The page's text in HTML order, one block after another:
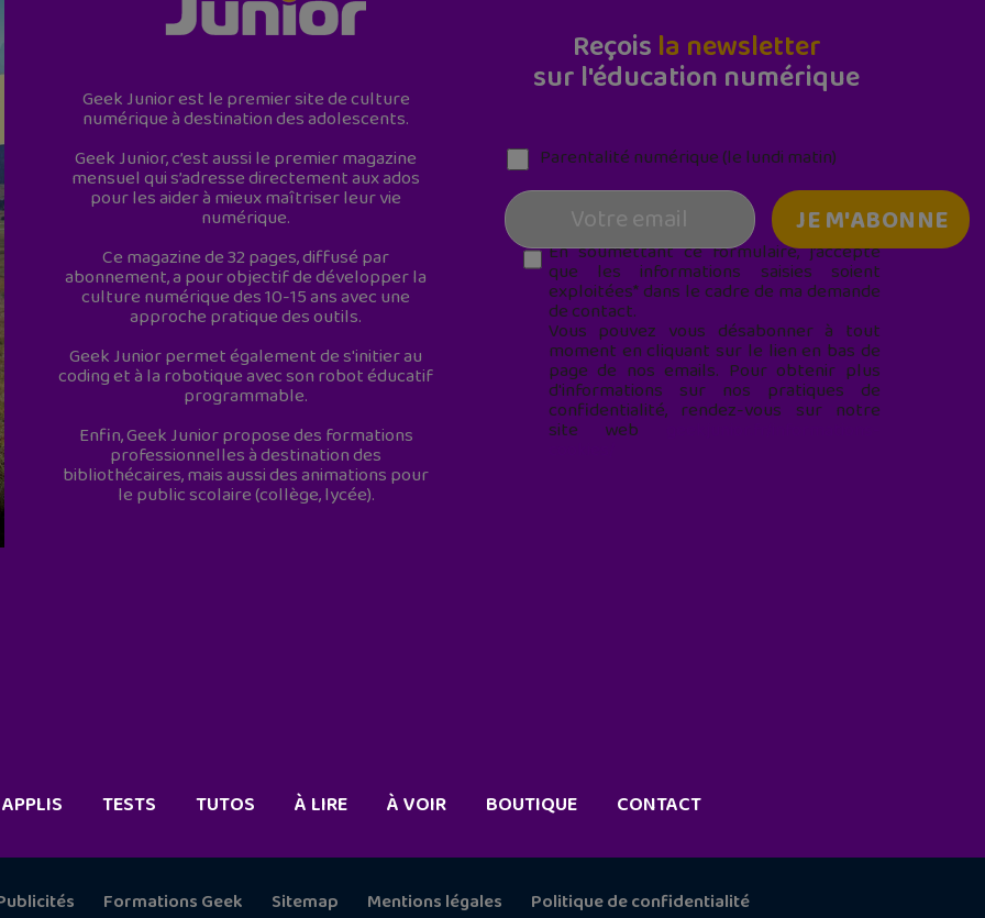
Geek Junior est le premier site de culture
numérique à destination des adolescents.
Geek Junior, c’est aussi le premier magazine
mensuel qui s’adresse directement aux ados
pour les aider à mieux maîtriser leur vie
numérique.
Ce magazine de 32 pages, diffusé par
abonnement, a pour objectif de développer la
culture numérique des 10-15 ans avec une
approche pratique des outils.
Geek Junior permet également de s'initier au
coding et à la robotique avec son robot éducatif
programmable.
Enfin, Geek Junior propose des formations
professionnelles à destination des
bibliothécaires, mais aussi des animations pour
le public scolaire (collège, lycée).
Reçois la newsletter
sur l'éducation numérique
Parentalité numérique (le lundi matin)
En soumettant ce formulaire, j’accepte
que les informations saisies soient
exploitées* dans le cadre de ma demande
de contact.
Vous pouvez vous désabonner à tout
moment en cliquant sur le lien en bas de
page de nos emails. Pour obtenir plus
d'informations sur nos pratiques de
confidentialité, rendez-vous sur notre
site web
APPLIS TESTS TUTOS À LIRE À VOIR BOUTIQUE CONTACT
Formations Geek Sitemap Mentions légales Politique de confidentialité